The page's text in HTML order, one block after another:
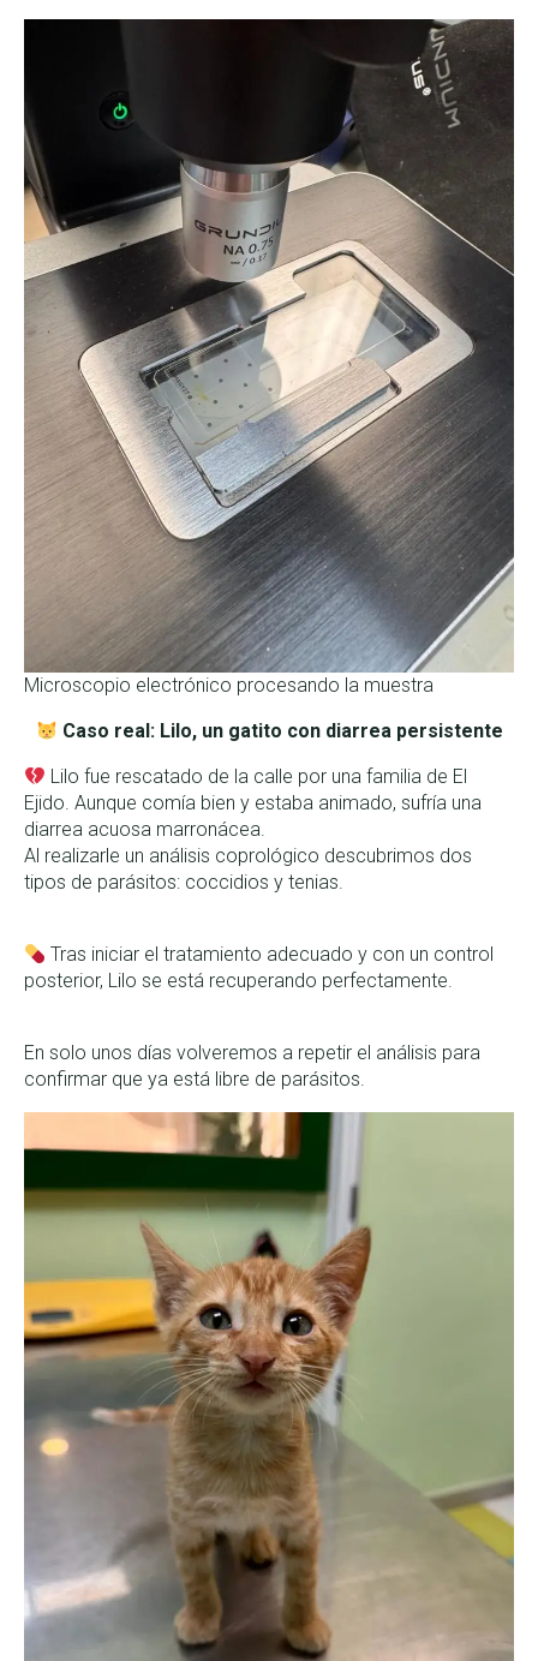
Microscopio electrónico procesando la muestra
Caso real: Lilo, un gatito con diarrea persistente
Lilo fue rescatado de la calle por una familia de El
Ejido. Aunque comía bien y estaba animado, sufría una
diarrea acuosa marronácea.
Al realizarle un análisis coprológico descubrimos dos
tipos de parásitos: coccidios y tenias.
Tras iniciar el tratamiento adecuado y con un control
posterior, Lilo se está recuperando perfectamente.
En solo unos días volveremos a repetir el análisis para
confirmar que ya está libre de parásitos.